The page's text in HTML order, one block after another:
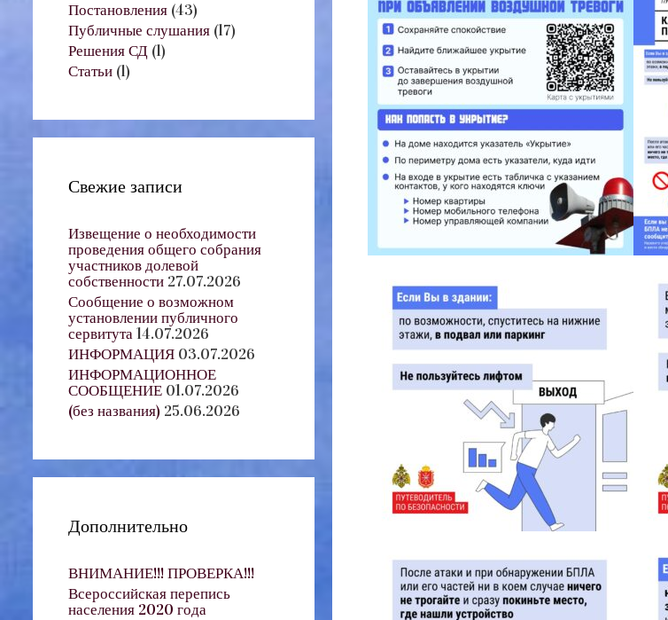
Постановления (43)
Публичные слушания (17)
Решения СД (1)
Статьи (1)
Свежие записи
Извещение о необходимости
проведения общего собрания
участников долевой
собственности 27.07.2026
Сообщение о возможном
установлении публичного
сервитута14.07.2026
ИНФОРМАЦИЯ 03.07.2026
ИНФОРМАЦИОННОЕ
СООБЩЕНИЕ 01.07.2026
(без названия) 25.06.2026
Дополнительно
ВНИМАНИЕ!!! ПРОВЕРКА!!!
Всероссийская перепись
населения 2020 года